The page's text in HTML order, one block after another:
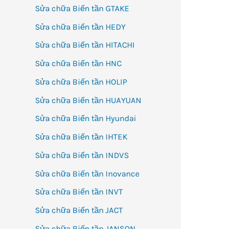
Sửa chữa Biến tần GTAKE
Sửa chữa Biến tần HEDY
Sửa chữa Biến tần HITACHI
Sửa chữa Biến tần HNC
Sửa chữa Biến tần HOLIP
Sửa chữa Biến tần HUAYUAN
Sửa chữa Biến tần Hyundai
Sửa chữa Biến tần IHTEK
Sửa chữa Biến tần INDVS
Sửa chữa Biến tần Inovance
Sửa chữa Biến tần INVT
Sửa chữa Biến tần JACT